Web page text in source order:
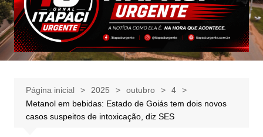
Página inicial 2025 outubro
4
Metanol em bebidas: Estado de Goiás tem dois novos
casos suspeitos de intoxicação, diz SES